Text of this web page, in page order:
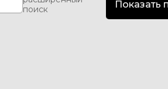
поиск